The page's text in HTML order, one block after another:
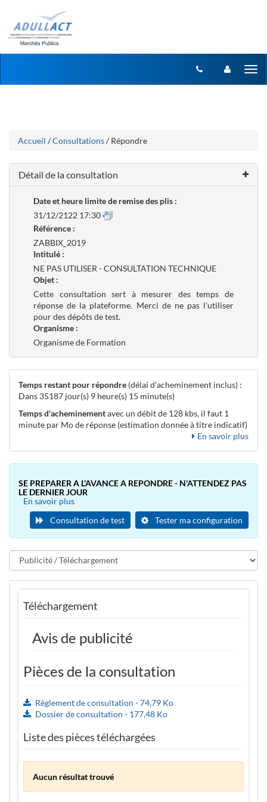
contenu
Accueil /Consultations/ Répondre
Détail de la consultation
Date et heure limite de remise des plis :
31/12/2122 17:30
Référence :
ZABBIX_2019
Intitulé :
NE PAS UTILISER - CONSULTATION TECHNIQUE
Objet :
Cette consultation sert à mesurer des temps de
réponse de la plateforme. Merci de ne pas l'utiliser
pour des dépôts de test.
Organisme :
Organisme de Formation
Temps restant pour répondre (délai d'acheminement inclus) :
Dans 35187 jour(s) 9 heure(s) 15 minute(s)
Temps d'acheminementavec un débit de 128 kbs, il faut 1
minute par Mo de réponse (estimation donnée à titre indicatif)
En savoir plus
SE PREPARER A L'AVANCE A REPONDRE - N'ATTENDEZ PAS
LE DERNIER JOUR
En savoir plus
Tester ma configuration
Consultation de test
Téléchargement
Avis de publicité
Pièces de la consultation
Règlement de consultation - 74,79 Ko
Dossier de consultation - 177,48 Ko
Liste des pièces téléchargées
Aucun résultat trouvé